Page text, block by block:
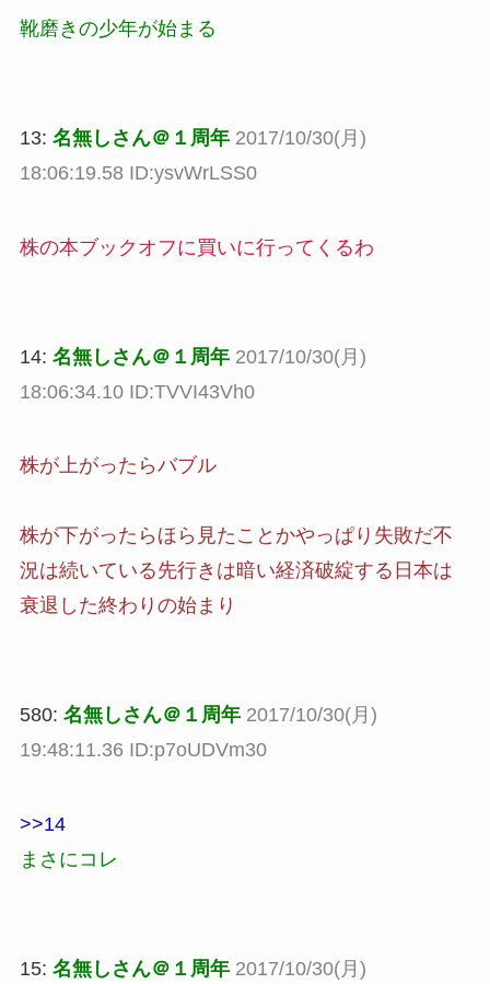
靴磨きの少年が始まる
13: 名無しさん＠１周年 2017/10/30(月)
18:06:19.58 ID:ysvWrLSS0
株の本ブックオフに買いに行ってくるわ
14: 名無しさん＠１周年 2017/10/30(月)
18:06:34.10 ID:TVVI43Vh0
株が上がったらバブル
株が下がったらほら見たことかやっぱり失敗だ不
況は続いている先行きは暗い経済破綻する日本は
衰退した終わりの始まり
580: 名無しさん＠１周年 2017/10/30(月)
19:48:11.36 ID:p7oUDVm30
>>14
まさにコレ
15: 名無しさん＠１周年 2017/10/30(月)